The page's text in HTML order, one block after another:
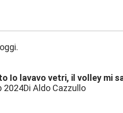
Io lavavo vetri, il volley mi
2024Di Aldo Cazzullo